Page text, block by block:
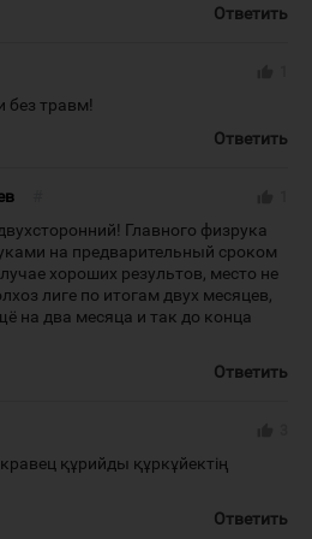
Ответить
без травм!
Ответить
Главного физрука
на предварительный сроком
хороших результов, место не
лиге по итогам двух месяцев,
на два месяца и так до конца
Ответить
құрийды құркұйектің
Ответить